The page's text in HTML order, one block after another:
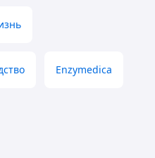
Enzymedica